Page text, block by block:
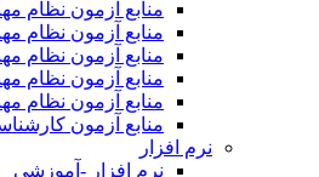
منابع آزمون نظام
منابع آزمون نظام
منابع آزمون نظام
منابع آزمون نظام
منابع آزمون نظام
منابع آزمون
نرم افزار
نرم افزار -آموزشی